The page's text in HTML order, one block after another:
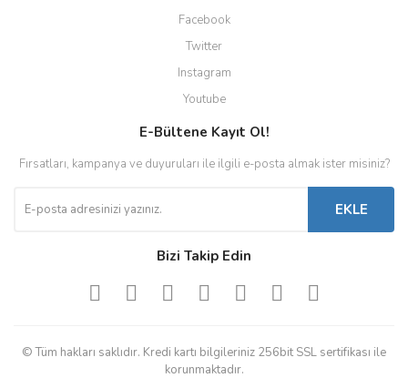
Facebook
Twitter
Instagram
Youtube
E-Bültene Kayıt Ol!
Fırsatları, kampanya ve duyuruları ile ilgili e-posta almak ister misiniz?
EKLE
Bizi Takip Edin
© Tüm hakları saklıdır. Kredi kartı bilgileriniz 256bit SSL sertifikası ile
korunmaktadır.